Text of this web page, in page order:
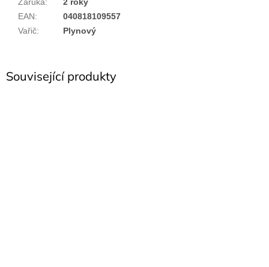
Související produkty
EAN:
040818109557
Vařič: Plynový